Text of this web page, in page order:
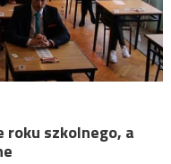
roku szkolnego, a